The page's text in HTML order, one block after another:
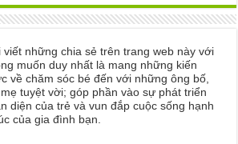
viết những chia sẻ trên trang web này với
muốn duy nhất là mang những kiến
về chăm sóc bé đến với những ông bố,
tuyệt vời; góp phần vào sự phát triển
diện của trẻ và vun đắp cuộc sống hạnh
của gia đình bạn.